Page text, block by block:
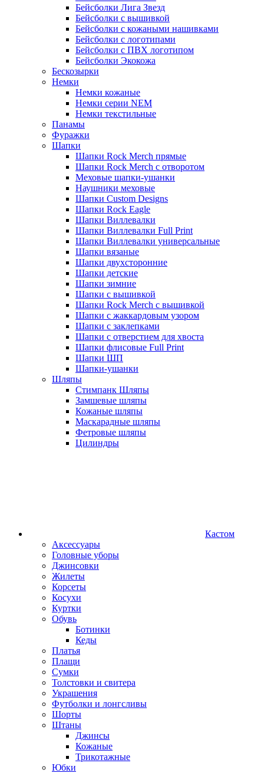
Бейсболки Лига Звезд
Бейсболки с вышивкой
Бейсболки с кожаными нашивками
Бейсболки с логотипами
Бейсболки с ПВХ логотипом
Бейсболки Экокожа
Бескозырки
Немки
Немки кожаные
Немки серии NEM
Немки текстильные
Панамы
Фуражки
Шапки
Шапки Rock Merch прямые
Шапки Rock Merch с отворотом
Меховые шапки-ушанки
Наушники меховые
Шапки Custom Designs
Шапки Rock Eagle
Шапки Виллевалки
Шапки Виллевалки Full Print
Шапки Виллевалки универсальные
Шапки вязаные
Шапки двухсторонние
Шапки детские
Шапки зимние
Шапки с вышивкой
Шапки Rock Merch с вышивкой
Шапки с жаккардовым узором
Шапки с заклепками
Шапки с отверстием для хвоста
Шапки флисовые Full Print
Шапки ШП
Шапки-ушанки
Шляпы
Стимпанк Шляпы
Замшевые шляпы
Кожаные шляпы
Маскарадные шляпы
Фетровые шляпы
Цилиндры
Кастом
Аксессуары
Головные уборы
Джинсовки
Жилеты
Корсеты
Косухи
Куртки
Обувь
Ботинки
Кеды
Платья
Плащи
Сумки
Толстовки и свитера
Украшения
Футболки и лонгсливы
Шорты
Штаны
Джинсы
Кожаные
Трикотажные
Юбки